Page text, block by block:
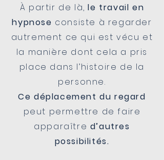
À partir de là,le travail en
hypnose consiste à regarder
autrement ce qui est vécu et
la manière dont cela a pris
place dans l’histoire de la
personne.
Ce déplacement du regard
peut permettre de faire
apparaître d’autres
possibilités.